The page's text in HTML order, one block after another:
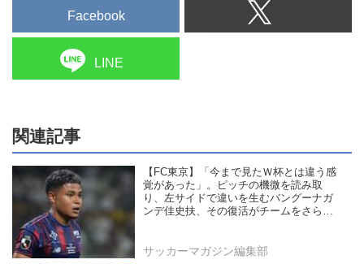
Facebook
LINE
関連記事
【FC東京】「今まで見たＷ杯とは違う感
覚があった」。ピッチの機微を読み取
り、左サイドで違いを生むバングーナガ
ンデ佳史扶、その復活がチームをさらに
サッカーマガジン編集部